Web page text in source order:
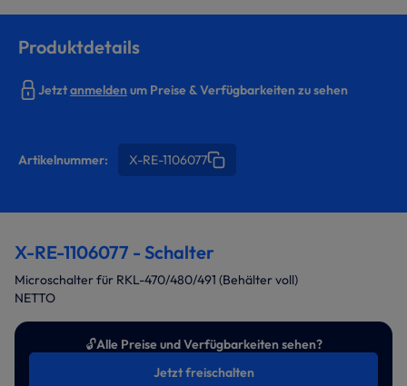
Produktdetails
Jetztanmeldenum Preise & Verfügbarkeiten zu sehen
Artikelnummer: X-RE-1106077
X-RE-1106077 - Schalter
Microschalter für RKL-470/480/491 (Behälter voll)
NETTO
🔓Alle Preise und Verfügbarkeiten sehen?
Jetzt freischalten